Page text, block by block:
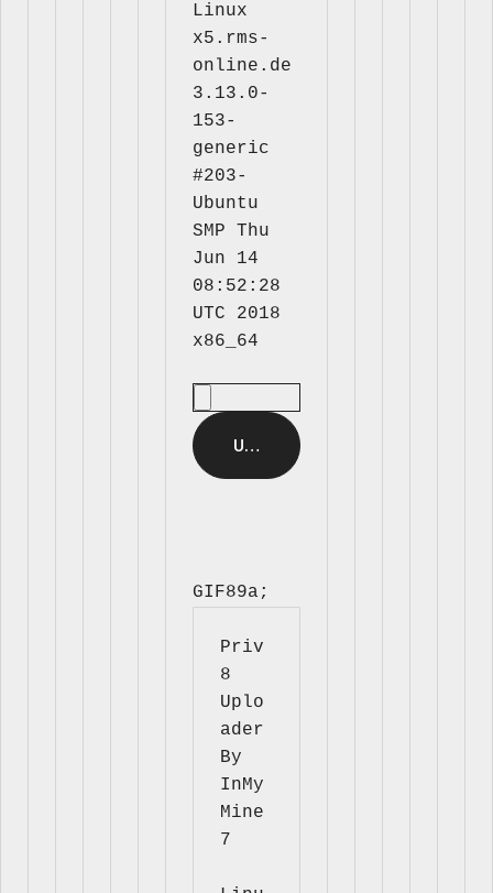
Linux
x5.rms-
online.de
3.13.0-
153-
generic
#203-
Ubuntu
SMP Thu
Jun 14
08:52:28
UTC 2018
GIF89a;
Priv
8
Uplo
ader
By
InMy
Mine
7